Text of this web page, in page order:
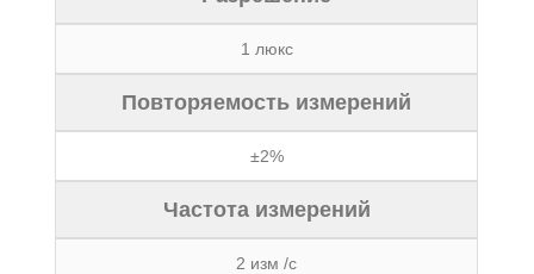
1 люкс
Повторяемость измерений
±2%
Частота измерений
2 изм /с